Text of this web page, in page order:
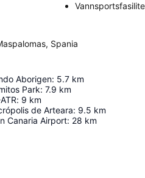
Spania
Aborigen: 5.7 km
Park: 7.9 km
: 9 km
de Arteara: 9.5 km
Canaria Airport: 28 km